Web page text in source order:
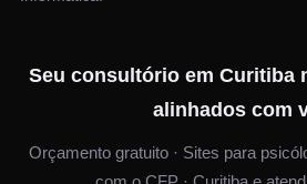
Seu consultório em Curitiba
alinhados com
Orçamento gratuito · Sites para